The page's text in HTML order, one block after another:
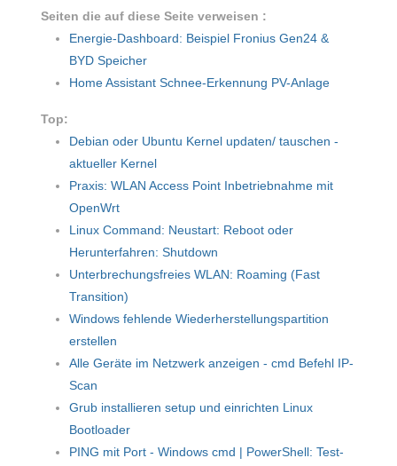
Seiten die auf diese Seite verweisen :
Energie-Dashboard: Beispiel Fronius Gen24 &
BYD Speicher
Home Assistant Schnee-Erkennung PV-Anlage
Top:
Debian oder Ubuntu Kernel updaten/ tauschen -
aktueller Kernel
Praxis: WLAN Access Point Inbetriebnahme mit
OpenWrt
Linux Command: Neustart: Reboot oder
Herunterfahren: Shutdown
Unterbrechungsfreies WLAN: Roaming (Fast
Transition)
Windows fehlende Wiederherstellungspartition
erstellen
Alle Geräte im Netzwerk anzeigen - cmd Befehl IP-
Scan
Grub installieren setup und einrichten Linux
Bootloader
PING mit Port - Windows cmd | PowerShell: Test-